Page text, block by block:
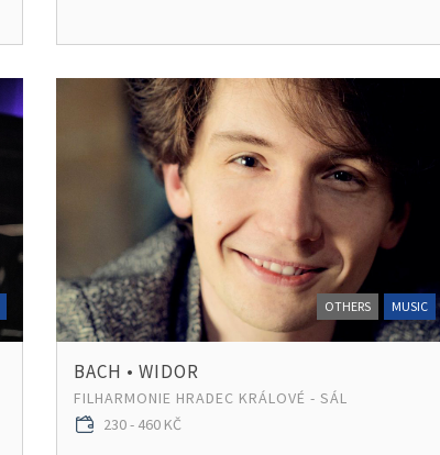
OTHERS MUSIC
BACH • WIDOR
FILHARMONIE HRADEC KRÁLOVÉ - SÁL
230 - 460 KČ